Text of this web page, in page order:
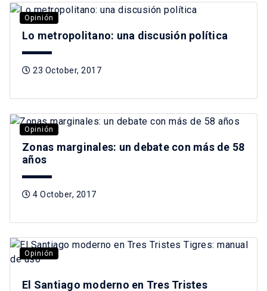
Opinión
Lo metropolitano: una discusión política
23 October, 2017
Opinión
Zonas marginales: un debate con más de 58
años
4 October, 2017
Opinión
El Santiago moderno en Tres Tristes